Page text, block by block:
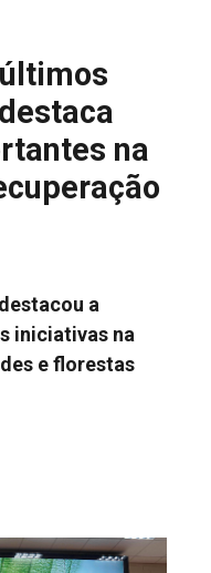
na
a
iniciativas na
e florestas